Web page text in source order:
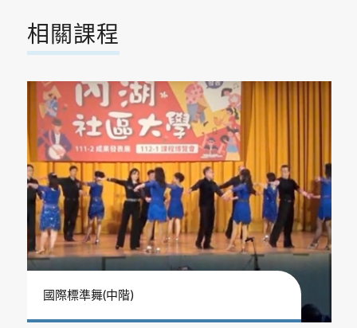
相關課程
國際標準舞(中階)